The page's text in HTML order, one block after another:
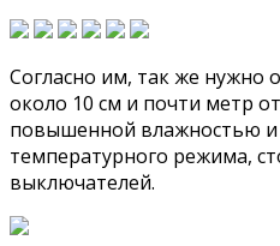
Согласно им, так же нужно
около 10 см и почти метр
повышенной влажностью
температурного режима,
выключателей.